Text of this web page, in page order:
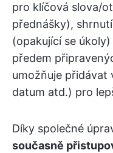
pro klíčová slova/
přednášky),
(opakující se
předem
umožňuje přidávat
datum atd.) pro
Díky společné
současně